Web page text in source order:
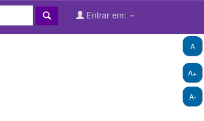
Entrar em:
A+
A-
A